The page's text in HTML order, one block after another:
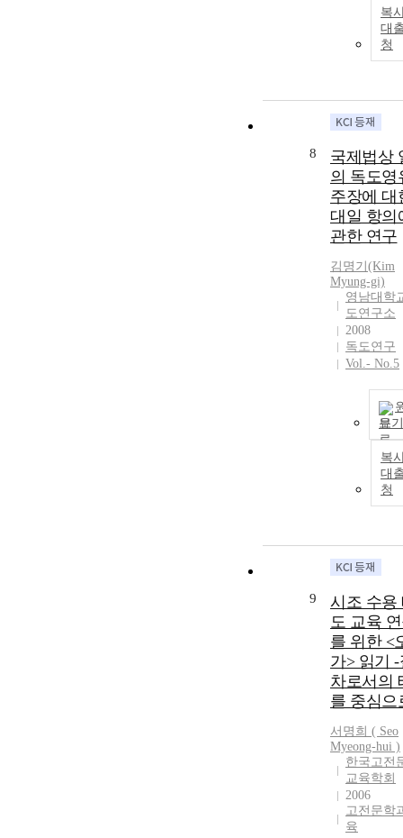
The
beam are
be varied
to a simple
exponential
distribution.
beam is
simply
and therefore
Navier
used to derive
analytical
Verification
examples
demonstrate
developed
very accurate
describing the
response of FG
beams
loading.
results are
out to show
effects of the
beams resting
elastic
복
대
청
8
국제법상
의 독도영
주장에 대
대일 항의
관한 연구
김명기(Kim
Myung-gi)
영남대학
도연구소
2008
독도연구
Vol.- No.5
보기
복
대
청
9
시조 수용
도 교육
를 위한 <
가> 읽기 -
차로서의
를 중심으
서명희 ( Seo
Myeong-hui )
한국고전
교육학회
2006
고전문학
육